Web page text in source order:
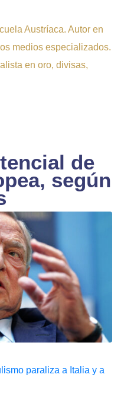
Austríaca. Autor en
medios especializados.
en oro, divisas,
de
según
paraliza a Italia y a